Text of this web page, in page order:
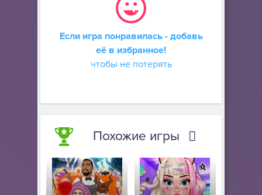
Если игра понравилась - добавь
её в избранное!
чтобы не потерять
Похожие игры